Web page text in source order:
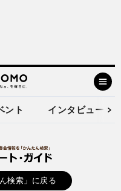
ント インタビュー
検索」に戻る